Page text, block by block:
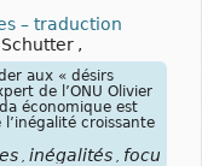
– traduction
,
aux « désirs
de l’ONU Olivier
économique est
croissante
inégalités